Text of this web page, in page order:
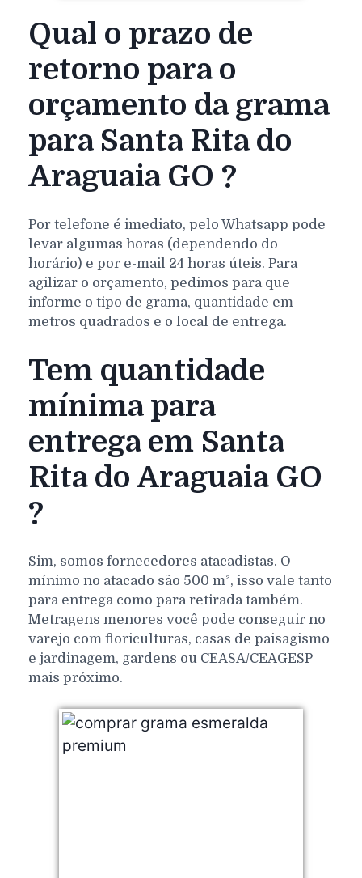
Qual o prazo de
retorno para o
orçamento da grama
para Santa Rita do
Araguaia GO ?
Por telefone é imediato, pelo Whatsapp pode
levar algumas horas (dependendo do
horário) e por e-mail 24 horas úteis. Para
agilizar o orçamento, pedimos para que
informe o tipo de grama, quantidade em
metros quadrados e o local de entrega.
Tem quantidade
mínima para
entrega em Santa
Rita do Araguaia GO
?
Sim, somos fornecedores atacadistas. O
mínimo no atacado são 500 m², isso vale tanto
para entrega como para retirada também.
Metragens menores você pode conseguir no
varejo com floriculturas, casas de paisagismo
e jardinagem, gardens ou CEASA/CEAGESP
mais próximo.